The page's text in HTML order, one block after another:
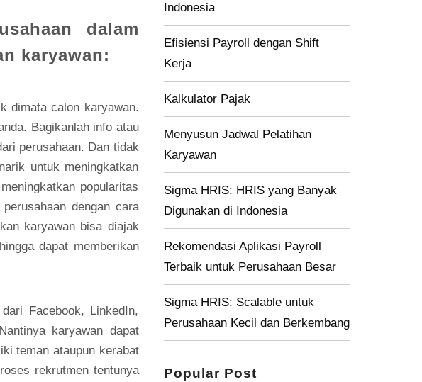
dalam
karyawan:
dimata calon karyawan.
Bagikanlah info atau
perusahaan. Dan tidak
untuk meningkatkan
popularitas
dengan cara
karyawan bisa diajak
dapat memberikan
Facebook, LinkedIn,
karyawan dapat
teman ataupun kerabat
rekrutmen tentunya
Indonesia
Efisiensi Payroll dengan Shift
Kerja
Kalkulator Pajak
Menyusun Jadwal Pelatihan
Karyawan
Sigma HRIS: HRIS yang Banyak
Digunakan di Indonesia
Rekomendasi Aplikasi Payroll
Terbaik untuk Perusahaan Besar
Sigma HRIS: Scalable untuk
Perusahaan Kecil dan Berkembang
Popular Post